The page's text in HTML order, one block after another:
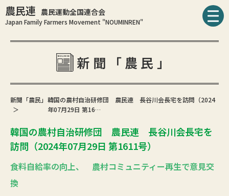
農民連 農民運動全国連合会
Japan Family Farmers Movement "NOUMINREN"
新聞「農民」
新聞「農民」 韓国の農村自治研修団 農民連 長谷川会長宅を訪問（2024
年07月29日 第16…
韓国の農村自治研修団 農民連 長谷川会長宅を
訪問（2024年07月29日 第1611号）
食料自給率の向上、 農村コミュニティー再生で意見交
換